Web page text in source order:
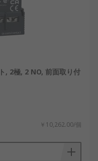
ために欠かせな
能エネルギーや
の需要がますま
を選定し運用す
最大限に引き出
とが可能です。
ントのご
点の世界的なサ
す。当社は、日本
助接点を提供し
2極, 2 NO, 前面取り付
￥10,262.00/個